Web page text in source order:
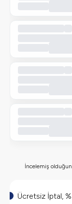
İncelemiş
Ücretsiz İptal,